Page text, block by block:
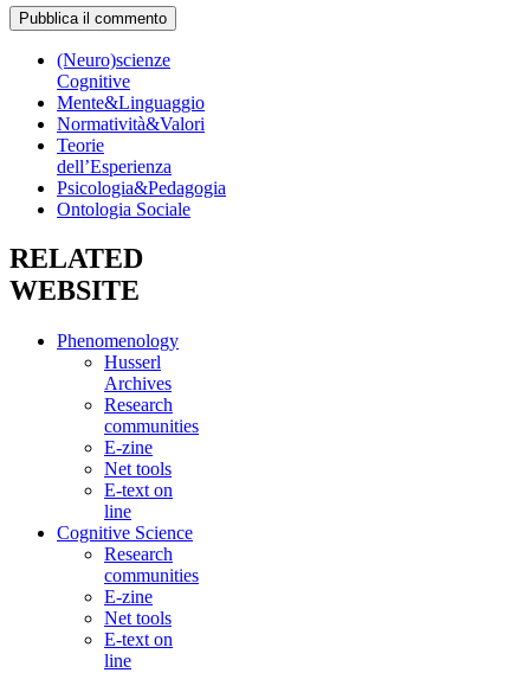
(Neuro)scienze
Cognitive
Mente&Linguaggio
Normatività&Valori
Teorie
dell’Esperienza
Psicologia&Pedagogia
Ontologia Sociale
RELATED
WEBSITE
Phenomenology
Husserl
Archives
Research
communities
E-zine
Net tools
E-text on
line
Cognitive Science
Research
communities
E-zine
Net tools
E-text on
line